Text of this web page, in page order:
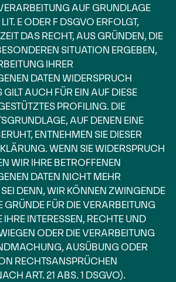
AUF GRUNDLAGE
E ODER F DSGVO ERFOLGT,
DAS RECHT, AUS GRÜNDEN, DIE
SITUATION ERGEBEN,
IHRER
DATEN WIDERSPRUCH
GILT AUCH FÜR EIN AUF DIESE
PROFILING. DIE
AUF DENEN EINE
ENTNEHMEN SIE DIESER
WENN SIE WIDERSPRUCH
WIR IHRE BETROFFENEN
DATEN NICHT MEHR
DENN, WIR KÖNNEN ZWINGENDE
FÜR DIE VERARBEITUNG
INTERESSEN, RECHTE UND
ODER DIE VERARBEITUNG
AUSÜBUNG ODER
RECHTSANSPRÜCHEN
ART. 21 ABS. 1 DSGVO).